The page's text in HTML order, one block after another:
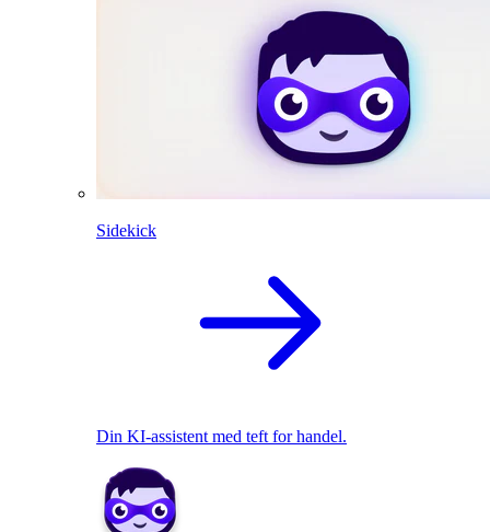
Sidekick
Din KI-assistent med teft for handel.